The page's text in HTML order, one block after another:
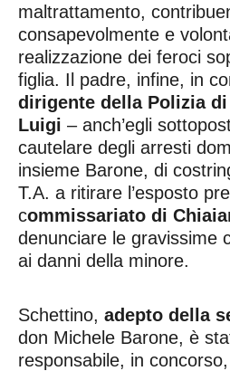
maltrattamento,
consapevolmente e
realizzazione dei feroci
figlia. Il padre, infine, in
dirigente della Polizia
Luigi – anch’egli
cautelare degli arresti
insieme Barone, di
T.A. a ritirare l’esposto
commissariato di
denunciare le gravissime
ai danni della minore.
Schettino, adepto della
don Michele Barone, è
responsabile, in